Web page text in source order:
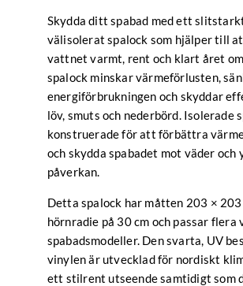
Skydda ditt spabad med ett
välisolerat spalock som hjälper till
vattnet varmt, rent och klart året
spalock minskar värmeförlusten,
energiförbrukningen och skyddar
löv, smuts och nederbörd. Isolerade
konstruerade för att förbättra
och skydda spabadet mot väder och
påverkan.
Detta spalock har måtten 203 × 203
hörnradie på 30 cm och passar flera
spabadsmodeller. Den svarta, UV
vinylen är utvecklad för nordiskt
ett stilrent utseende samtidigt som